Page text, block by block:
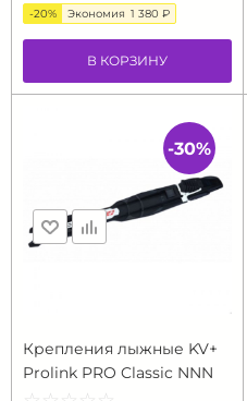
-20% Экономия 1 380 ₽
В КОРЗИНУ
Крепления лыжные KV+
Prolink PRO Classic NNN
-30%